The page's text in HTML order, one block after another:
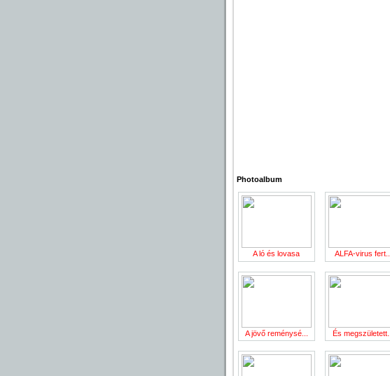
Photoalbum
A ló és lovasa ALFA-virus fert...
A jövő reménysé... És megszületett...